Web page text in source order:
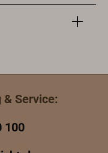
Service:
100